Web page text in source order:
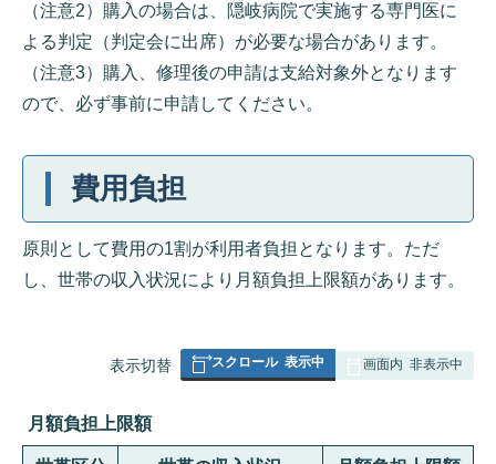
（注意2）購入の場合は、隠岐病院で実施する専門医に
よる判定（判定会に出席）が必要な場合があります。
（注意3）購入、修理後の申請は支給対象外となります
ので、必ず事前に申請してください。
費用負担
原則として費用の1割が利用者負担となります。ただ
し、世帯の収入状況により月額負担上限額があります。
表
み
の
表示切替 スクロール 表示中 画面内 非表示中
月額負担上限額